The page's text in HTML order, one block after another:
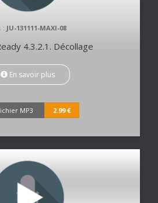
: JU-131111-MAXI-08
4.3.2.1. Décollage
En savoir plus
MP3 2.99 €